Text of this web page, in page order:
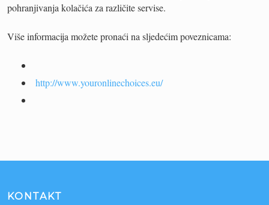
pohranjivanja kolačića za različite servise.
Više informacija možete pronaći na sljedećim poveznicama:
http://www.youronlinechoices.eu/
KONTAKT